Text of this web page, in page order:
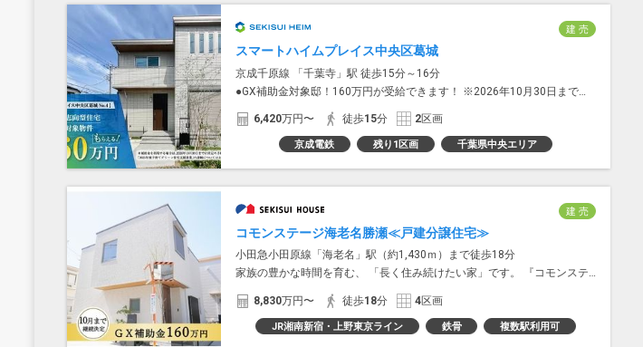
建 売
スマートハイムプレイス中央区葛城
京成千原線 「千葉寺」駅 徒歩15分～16分
●GX補助金対象邸！160万円が受給できます！ ※2026年10月30日までに所定の手続を完了する必要があ...
6,420万円〜 徒歩15分 2区画
京成電鉄 残り1区画 千葉県中央エリア
建 売
コモンステージ海老名勝瀬≪戸建分譲住宅≫
小田急小田原線「海老名」駅（約1,430ｍ）まで徒歩18分
家族の豊かな時間を育む、 「長く住み続けたい家」です。 『コモンステージ海老名勝瀬』は、今進化を続ける...
8,830万円〜 徒歩18分 4区画
JR湘南新宿・上野東京ライン 鉄骨 複数駅利用可